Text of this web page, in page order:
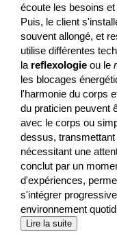
écoute les besoins
Puis, le client
souvent allongé, et
utilise différentes
la reflexologieou le
les blocages
l'harmonie du corps
du praticien peuvent
avec le corps ou
dessus,
nécessitant une
conclut par un
d'expériences,
s'intégrer
environnement
Lire la suite